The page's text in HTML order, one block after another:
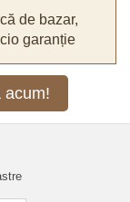
de bazar,
garanție
acum!